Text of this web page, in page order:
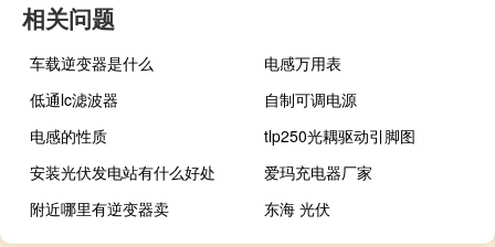
相关问题
车载逆变器是什么
电感万用表
低通lc滤波器
自制可调电源
电感的性质
tlp250光耦驱动引脚图
安装光伏发电站有什么好处
爱玛充电器厂家
附近哪里有逆变器卖
东海 光伏